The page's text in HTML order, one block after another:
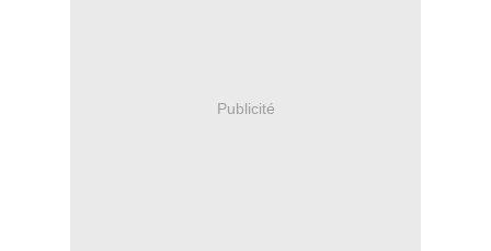
Publicité